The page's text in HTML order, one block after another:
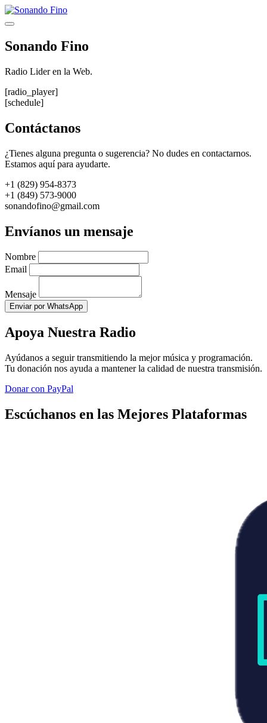
Saltar
al
Menú
Sonando Fino
Radio Lider en la Web.
[radio_player]
[schedule]
Contáctanos
¿Tienes alguna pregunta o sugerencia? No dudes en contactarnos.
Estamos aquí para ayudarte.
+1 (829) 954-8373
+1 (849) 573-9000
sonandofino@gmail.com
Envíanos un mensaje
Nombre
Email
Mensaje
Enviar por WhatsApp
Apoya Nuestra Radio
Ayúdanos a seguir transmitiendo la mejor música y programación.
Tu donación nos ayuda a mantener la calidad de nuestra transmisión.
Donar con PayPal
Escúchanos en las Mejores Plataformas